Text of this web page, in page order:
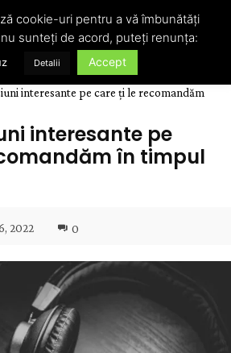
interesante pe care ți le recomandăm
interesante pe
în timpul
2022 0
cookie-uri pentru a vă îmbunătăți
sunteți de acord, puteți renunța:
Detalii Accept